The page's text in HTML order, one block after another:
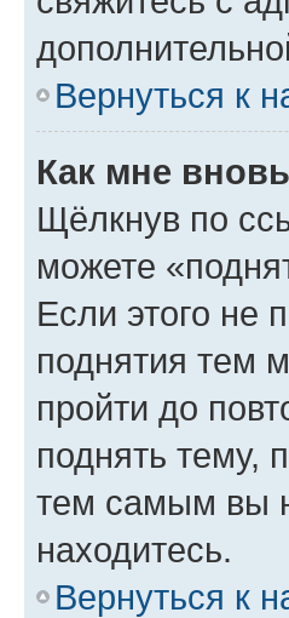
Вернуться к
Как мне
Щёлкнув по
можете
Если этого не
поднятия тем
пройти до
поднять тему,
тем самым вы
находитесь.
Вернуться к